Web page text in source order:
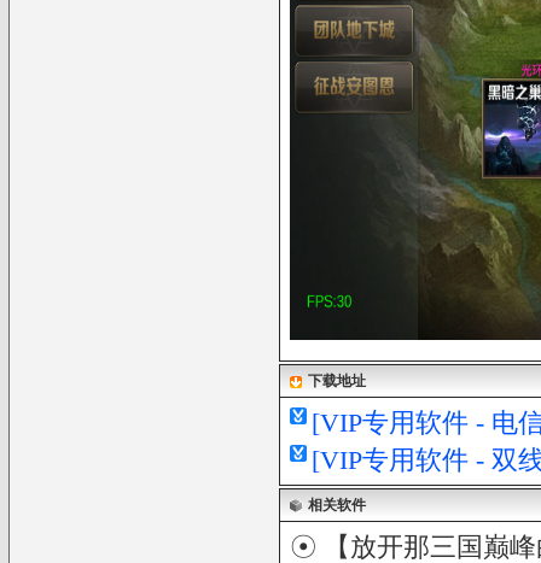
下载地址
[VIP专用软件 - 电
[VIP专用软件 - 双
相关软件
☉
【放开那三国巅